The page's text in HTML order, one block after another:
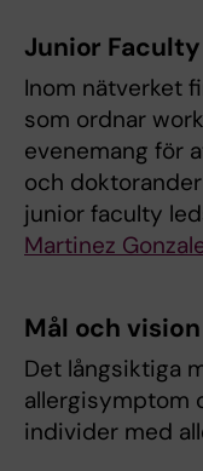
Junior Faculty
Inom nätverket
som ordnar
evenemang för
och
junior faculty
Martinez
Mål och vision
Det långsiktiga
allergisymptom
individer med